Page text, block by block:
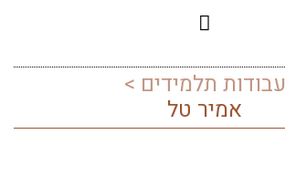
עבודות תלמידים >
אמיר טל